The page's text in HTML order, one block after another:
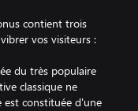
contient trois
vos visiteurs :
du très populaire
classique ne
est constituée d'une